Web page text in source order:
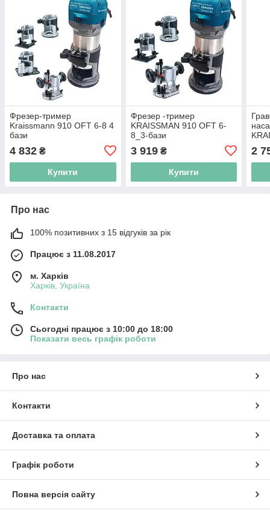
Фрезер-тример
Kraissmann 910 OFT 6-8 4
бази
4 832 ₴
Купити
Фрезер -тример
KRAISSMAN 910 OFT 6-
8_3-бази
3 919₴
Купити
2
Про нас
100% позитивних з 15 відгуків за рік
Працює з 11.08.2017
м. Харків
Харків, Україна
Контакти
Сьогодні працює з 10:00 до 18:00
Показати весь графік роботи
Про нас
Контакти
Доставка та оплата
Графік роботи
Повна версія сайту